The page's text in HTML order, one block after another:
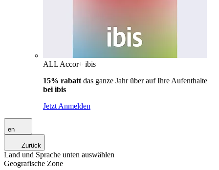
ALL Accor+ ibis
15% rabatt das ganze Jahr über auf Ihre Aufenthalte
bei ibis
Jetzt Anmelden
en
Zurück
Land und Sprache unten auswählen
Geografische Zone